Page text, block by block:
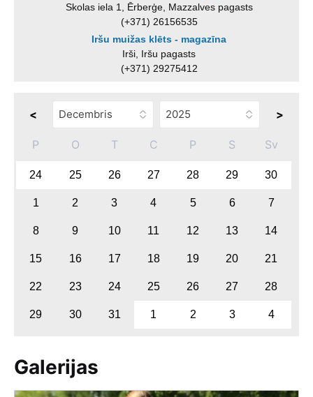
Skolas iela 1, Ērberģe, Mazzalves pagasts
(+371) 26156535
Iršu muižas klēts - magazīna
Irši, Iršu pagasts
(+371) 29275412
< >
P O T C P S Sv
24 25 26 27 28 29 30
1 2 3 4 5 6 7
8 9 10 11 12 13 14
15 16 17 18 19 20 21
22 23 24 25 26 27 28
29 30 31 1 2 3 4
Galerijas